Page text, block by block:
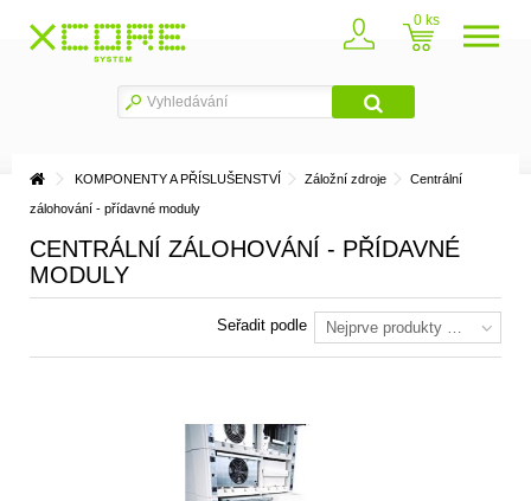
0
KOMPONENTY A PŘÍSLUŠENSTVÍ Záložní zdroje Centrální
zálohování - přídavné moduly
CENTRÁLNÍ ZÁLOHOVÁNÍ - PŘÍDAVNÉ
MODULY
Seřadit podle Nejprve produkty skladem